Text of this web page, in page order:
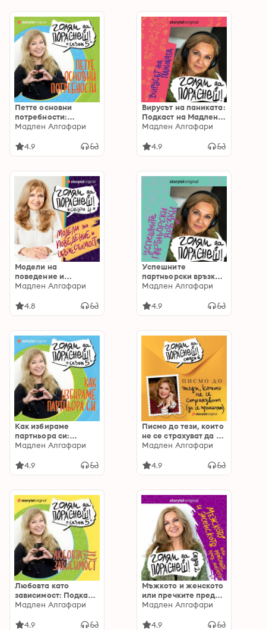
Петте основни
потребности:
Подкаст на Мадлен
Подкаст на Мадлен
Мадлен Алгафари
4.9
Вирусът на паниката:
Подкаст на Мадлен
Алгафари S01E01
Мадлен Алгафари
4.9
Модели на
поведение и
съвместимост на
Подкаст на Мадлен
Мадлен Алгафари
4.8
Успешните
партньорски връзки:
Подкаст на Мадлен
Мадлен Алгафари
4.9
Как избираме
партньора си:
Подкаст на Мадлен
Подкаст на Мадлен
Мадлен Алгафари
4.9
Писмо до тези, които
не се страхуват да се
променят: Голям да
Мадлен Алгафари
4.9
Любовта като
зависимост: Подкаст
на Мадлен Алгафари
Мадлен Алгафари
Мадлен Алгафари
4.9
Мъжкото и женското
или пречките пред
любовта: Подкаст на
S02E01
Мадлен Алгафари
4.9